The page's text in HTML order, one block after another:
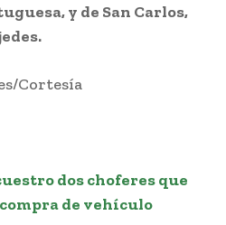
y de San Carlos,
Cortesía
dos choferes que
de vehículo